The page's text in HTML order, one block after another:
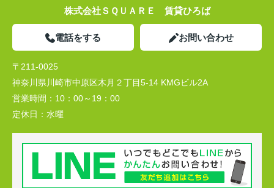
株式会社ＳＱＵＡＲＥ 賃貸ひろば
電話をする お問い合わせ
〒211-0025
神奈川県川崎市中原区木月２丁目5-14 KMGビル2A
営業時間： 10：00～19：00
定休日： 水曜